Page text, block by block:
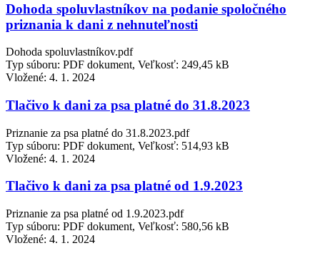
Dohoda spoluvlastníkov na podanie spoločného
priznania k dani z nehnuteľnosti
Dohoda spoluvlastníkov.pdf
Typ súboru: PDF dokument, Veľkosť: 249,45 kB
Vložené: 4. 1. 2024
Tlačivo k dani za psa platné do 31.8.2023
Priznanie za psa platné do 31.8.2023.pdf
Typ súboru: PDF dokument, Veľkosť: 514,93 kB
Vložené: 4. 1. 2024
Tlačivo k dani za psa platné od 1.9.2023
Priznanie za psa platné od 1.9.2023.pdf
Typ súboru: PDF dokument, Veľkosť: 580,56 kB
Vložené: 4. 1. 2024